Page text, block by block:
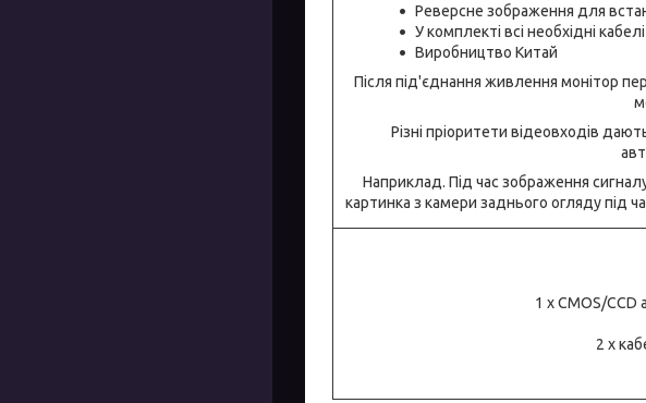
Реверсне зображення для
У комплекті всі необхідні
Виробництво Китай
Після під'єднання живлення монітор
Різні пріоритети відеовходів
Наприклад. Під час зображення
картинка з камери заднього огляду під
1 х CMOS/
2 х